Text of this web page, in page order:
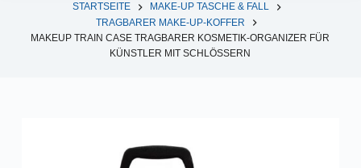
STARTSEITE
MAKE-UP TASCHE & FALL
TRAGBARER MAKE-UP-KOFFER
MAKEUP TRAIN CASE TRAGBARER KOSMETIK-ORGANIZER FÜR
KÜNSTLER MIT SCHLÖSSERN